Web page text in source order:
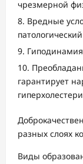
чрезмерной
Вредные
гарантирует
разных слоях
Виды